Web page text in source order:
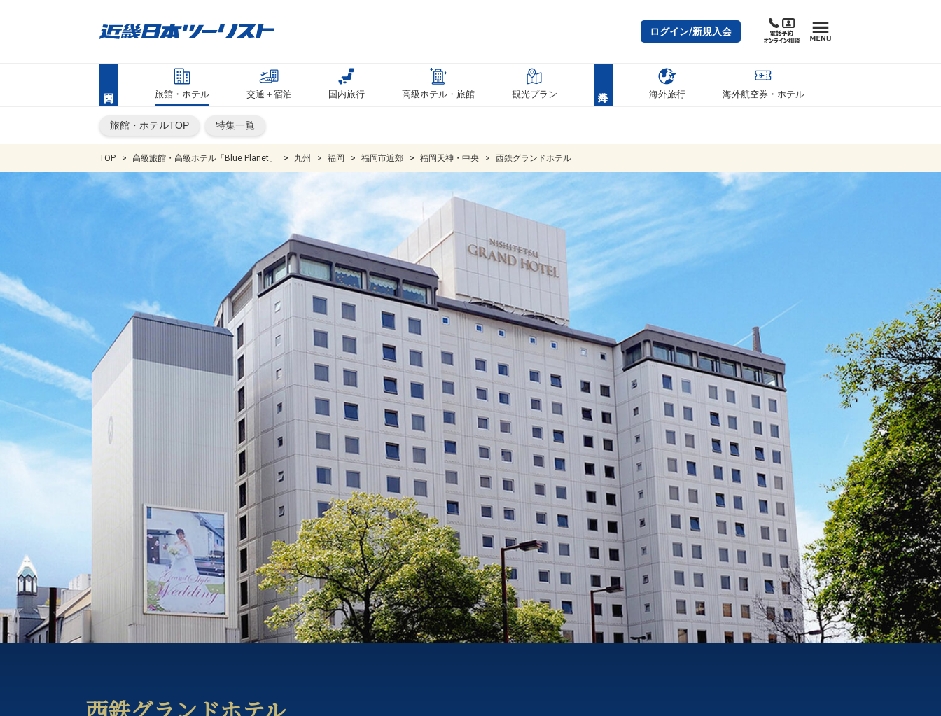
ログイン/新規入会
旅館・ホテル 交通＋宿泊 国内旅行 高級ホテル・旅館 観光プラン 海外旅行 海外航空券・ホテル
旅館・ホテルTOP 特集一覧
TOP 高級旅館・高級ホテル「Blue Planet」 九州 福岡 福岡市近郊 福岡天神・中央 西鉄グランドホテル